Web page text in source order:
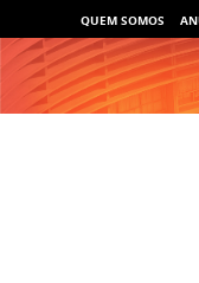
QUEM SOMOS